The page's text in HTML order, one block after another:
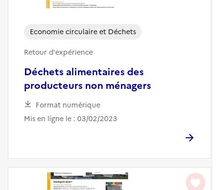
Format numérique
Déchets alimentaires des
producteurs non ménagers
Economie circulaire et Déchets
Retour d'expérience
Mis en ligne le : 03/02/2023
favorite